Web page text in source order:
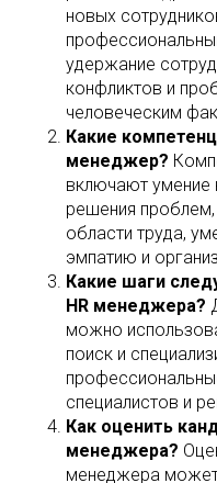
новых
удержание
конфликтов и
человеческим
Какие
менеджер?
включают умение
решения проблем,
области труда,
эмпатию и
Какие шаги
HR менеджера?
можно
поиск и
специалистов и
Как оценить
менеджера?
менеджера